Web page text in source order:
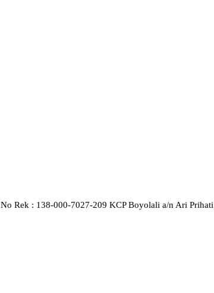
No Rek : 138-000-7027-209 KCP Boyolali a/n Ari Prihati